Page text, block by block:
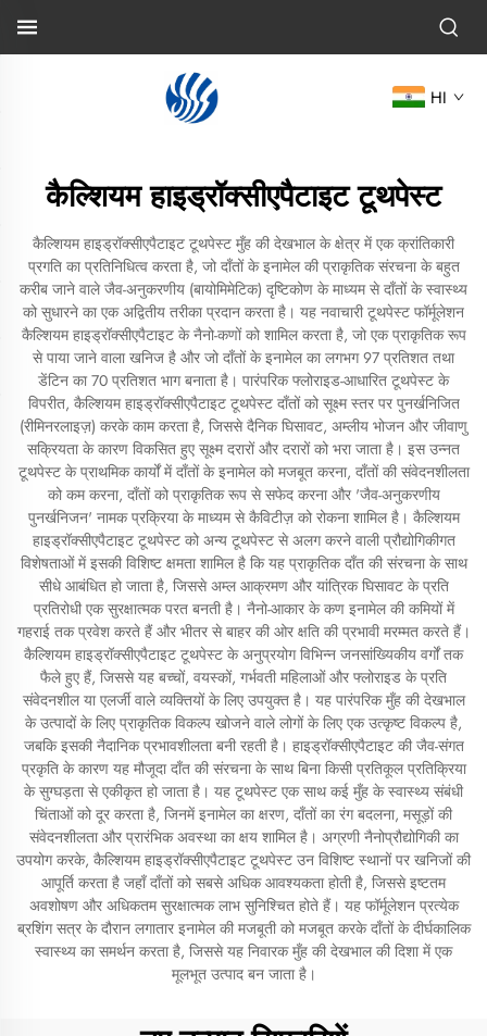
HI
कैल्शियम हाइड्रॉक्सीएपैटाइट टूथपेस्ट
कैल्शियम हाइड्रॉक्सीएपैटाइट टूथपेस्ट मुँह की देखभाल के क्षेत्र में एक क्रांतिकारी
प्रगति का प्रतिनिधित्व करता है, जो दाँतों के इनामेल की प्राकृतिक संरचना के बहुत
करीब जाने वाले जैव-अनुकरणीय (बायोमिमेटिक) दृष्टिकोण के माध्यम से दाँतों के स्वास्थ्य
को सुधारने का एक अद्वितीय तरीका प्रदान करता है। यह नवाचारी टूथपेस्ट फॉर्मूलेशन
कैल्शियम हाइड्रॉक्सीएपैटाइट के नैनो-कणों को शामिल करता है, जो एक प्राकृतिक रूप
से पाया जाने वाला खनिज है और जो दाँतों के इनामेल का लगभग 97 प्रतिशत तथा
डेंटिन का 70 प्रतिशत भाग बनाता है। पारंपरिक फ्लोराइड-आधारित टूथपेस्ट के
विपरीत, कैल्शियम हाइड्रॉक्सीएपैटाइट टूथपेस्ट दाँतों को सूक्ष्म स्तर पर पुनर्खनिजित
(रीमिनरलाइज़) करके काम करता है, जिससे दैनिक घिसावट, अम्लीय भोजन और जीवाणु
सक्रियता के कारण विकसित हुए सूक्ष्म दरारों और दरारों को भरा जाता है। इस उन्नत
टूथपेस्ट के प्राथमिक कार्यों में दाँतों के इनामेल को मजबूत करना, दाँतों की संवेदनशीलता
को कम करना, दाँतों को प्राकृतिक रूप से सफेद करना और 'जैव-अनुकरणीय
पुनर्खनिजन' नामक प्रक्रिया के माध्यम से कैविटीज़ को रोकना शामिल है। कैल्शियम
हाइड्रॉक्सीएपैटाइट टूथपेस्ट को अन्य टूथपेस्ट से अलग करने वाली प्रौद्योगिकीगत
विशेषताओं में इसकी विशिष्ट क्षमता शामिल है कि यह प्राकृतिक दाँत की संरचना के साथ
सीधे आबंधित हो जाता है, जिससे अम्ल आक्रमण और यांत्रिक घिसावट के प्रति
प्रतिरोधी एक सुरक्षात्मक परत बनती है। नैनो-आकार के कण इनामेल की कमियों में
गहराई तक प्रवेश करते हैं और भीतर से बाहर की ओर क्षति की प्रभावी मरम्मत करते हैं।
कैल्शियम हाइड्रॉक्सीएपैटाइट टूथपेस्ट के अनुप्रयोग विभिन्न जनसांख्यिकीय वर्गों तक
फैले हुए हैं, जिससे यह बच्चों, वयस्कों, गर्भवती महिलाओं और फ्लोराइड के प्रति
संवेदनशील या एलर्जी वाले व्यक्तियों के लिए उपयुक्त है। यह पारंपरिक मुँह की देखभाल
के उत्पादों के लिए प्राकृतिक विकल्प खोजने वाले लोगों के लिए एक उत्कृष्ट विकल्प है,
जबकि इसकी नैदानिक प्रभावशीलता बनी रहती है। हाइड्रॉक्सीएपैटाइट की जैव-संगत
प्रकृति के कारण यह मौजूदा दाँत की संरचना के साथ बिना किसी प्रतिकूल प्रतिक्रिया
के सुग्घड़ता से एकीकृत हो जाता है। यह टूथपेस्ट एक साथ कई मुँह के स्वास्थ्य संबंधी
चिंताओं को दूर करता है, जिनमें इनामेल का क्षरण, दाँतों का रंग बदलना, मसूड़ों की
संवेदनशीलता और प्रारंभिक अवस्था का क्षय शामिल है। अग्रणी नैनोप्रौद्योगिकी का
उपयोग करके, कैल्शियम हाइड्रॉक्सीएपैटाइट टूथपेस्ट उन विशिष्ट स्थानों पर खनिजों की
आपूर्ति करता है जहाँ दाँतों को सबसे अधिक आवश्यकता होती है, जिससे इष्टतम
अवशोषण और अधिकतम सुरक्षात्मक लाभ सुनिश्चित होते हैं। यह फॉर्मूलेशन प्रत्येक
ब्रशिंग सत्र के दौरान लगातार इनामेल की मजबूती को मजबूत करके दाँतों के दीर्घकालिक
स्वास्थ्य का समर्थन करता है, जिससे यह निवारक मुँह की देखभाल की दिशा में एक
मूलभूत उत्पाद बन जाता है।